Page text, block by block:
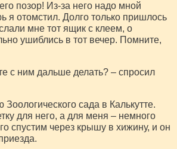
позор! Из-за него надо мной
я отомстил. Долго только пришлось
мне тот ящик с клеем, о
ушиблись в тот вечер. Помните,
с ним дальше делать? – спросил
сада в Калькутте.
для него, а для меня – немного
спустим через крышу в хижину, и он